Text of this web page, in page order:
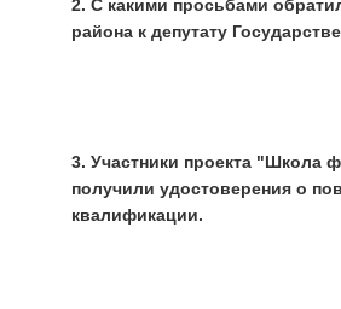
2. С какими просьбами
района к депутату
3. Участники проекта "Школа
получили удостоверения о
квалификации.